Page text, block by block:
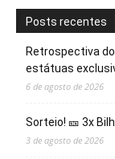
Posts recentes
Retrospectiva
estátuas
6 de agosto de 2026
Sorteio! 🎫 3x
3 de agosto de 2026